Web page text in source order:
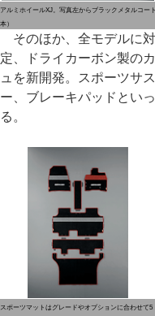
アルミホイールXJ。写真左からブラックメタルコー
本）
そのほか、全モデルに
定、ドライカーボン製の
ュを新開発。スポーツサ
ー、ブレーキパッドとい
る。
スポーツマットはグレードやオプションに合わせて5